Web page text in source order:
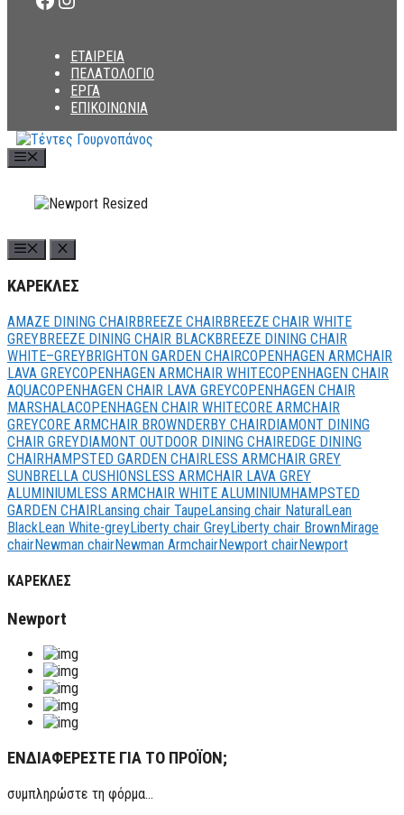
ΕΤΑΙΡΕΙΑ
ΠΕΛΑΤΟΛΟΓΙΟ
ΕΡΓΑ
ΕΠΙΚΟΙΝΩΝΙΑ
ΚΑΡΕΚΛΕΣ
AMAZE DINING CHAIRBREEZE CHAIRBREEZE CHAIR WHITE
GREYBREEZE DINING CHAIR BLACKBREEZE DINING CHAIR
WHITE–GREYBRIGHTON GARDEN CHAIRCOPENHAGEN ARMCHAIR
LAVA GREYCOPENHAGEN ARMCHAIR WHITECOPENHAGEN CHAIR
AQUACOPENHAGEN CHAIR LAVA GREYCOPENHAGEN CHAIR
MARSHALACOPENHAGEN CHAIR WHITECORE ARMCHAIR
GREYCORE ARMCHAIR BROWNDERBY CHAIRDIAMONT DINING
CHAIR GREYDIAMONT OUTDOOR DINING CHAIREDGE DINING
CHAIRHAMPSTED GARDEN CHAIRLESS ARMCHAIR GREY
SUNBRELLA CUSHIONSLESS ARMCHAIR LAVA GREY
ALUMINIUMLESS ARMCHAIR WHITE ALUMINIUMHAMPSTED
GARDEN CHAIRLansing chair TaupeLansing chair NaturalLean
BlackLean White-greyLiberty chair GreyLiberty chair BrownMirage
chairNewman chairNewman ΑrmchairNewport chairNewport
ΚΑΡΕΚΛΕΣ
Newport
ΕΝΔΙΑΦΕΡΕΣΤΕ ΓΙΑ ΤΟ ΠΡΟΪΟΝ;
συμπληρώστε τη φόρμα...